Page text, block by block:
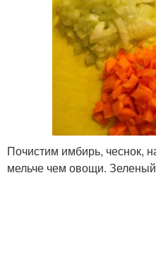
Почистим имбирь, чеснок,
мельче чем овощи.